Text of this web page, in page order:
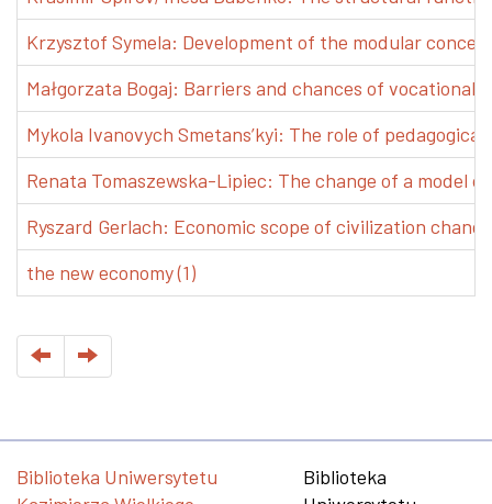
Krzysztof Symela: Development of the modular
Małgorzata Bogaj: Barriers and chances of vocational
Mykola Ivanovych Smetans’kyi: The role of
Renata Tomaszewska-Lipiec: The change of a model
Ryszard Gerlach: Economic scope of civilization
the new economy (1)
Biblioteka Uniwersytetu
Biblioteka